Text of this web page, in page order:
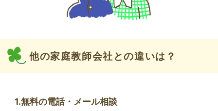
他の家庭教師会社との違いは？
1.無料の電話・メール相談